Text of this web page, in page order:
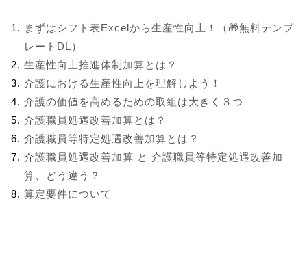
まずはシフト表Excelから生産性向上！（🎁無料テンプ
レートDL）
生産性向上推進体制加算とは？
介護における生産性向上を理解しよう！
介護の価値を高めるための取組は大きく３つ
介護職員処遇改善加算とは？
介護職員等特定処遇改善加算とは？
介護職員処遇改善加算 と 介護職員等特定処遇改善加
算、どう違う？
算定要件について